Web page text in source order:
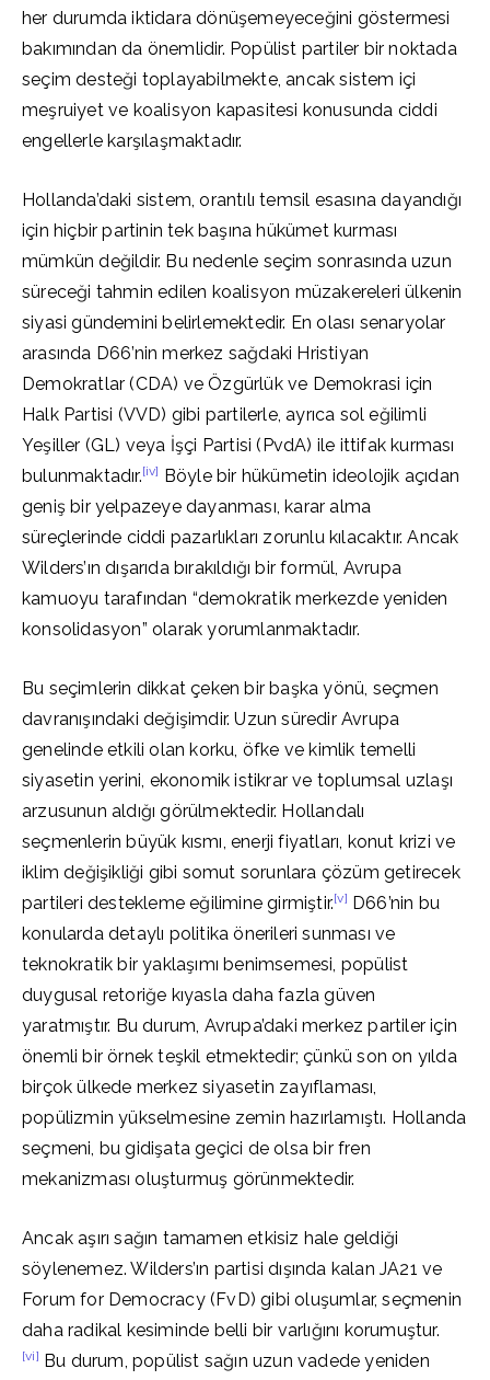
her durumda iktidara dönüşemeyeceğini göstermesi
bakımından da önemlidir. Popülist partiler bir noktada
seçim desteği toplayabilmekte, ancak sistem içi
meşruiyet ve koalisyon kapasitesi konusunda ciddi
engellerle karşılaşmaktadır.
Hollanda’daki sistem, orantılı temsil esasına dayandığı
için hiçbir partinin tek başına hükümet kurması
mümkün değildir. Bu nedenle seçim sonrasında uzun
süreceği tahmin edilen koalisyon müzakereleri ülkenin
siyasi gündemini belirlemektedir. En olası senaryolar
arasında D66’nin merkez sağdaki Hristiyan
Demokratlar (CDA) ve Özgürlük ve Demokrasi için
Halk Partisi (VVD) gibi partilerle, ayrıca sol eğilimli
Yeşiller (GL) veya İşçi Partisi (PvdA) ile ittifak kurması
bulunmaktadır.[iv] Böyle bir hükümetin ideolojik açıdan
geniş bir yelpazeye dayanması, karar alma
süreçlerinde ciddi pazarlıkları zorunlu kılacaktır. Ancak
Wilders’ın dışarıda bırakıldığı bir formül, Avrupa
kamuoyu tarafından “demokratik merkezde yeniden
konsolidasyon” olarak yorumlanmaktadır.
Bu seçimlerin dikkat çeken bir başka yönü, seçmen
davranışındaki değişimdir. Uzun süredir Avrupa
genelinde etkili olan korku, öfke ve kimlik temelli
siyasetin yerini, ekonomik istikrar ve toplumsal uzlaşı
arzusunun aldığı görülmektedir. Hollandalı
seçmenlerin büyük kısmı, enerji fiyatları, konut krizi ve
iklim değişikliği gibi somut sorunlara çözüm getirecek
partileri destekleme eğilimine girmiştir.[v] D66’nin bu
konularda detaylı politika önerileri sunması ve
teknokratik bir yaklaşımı benimsemesi, popülist
duygusal retoriğe kıyasla daha fazla güven
yaratmıştır. Bu durum, Avrupa’daki merkez partiler için
önemli bir örnek teşkil etmektedir; çünkü son on yılda
birçok ülkede merkez siyasetin zayıflaması,
popülizmin yükselmesine zemin hazırlamıştı. Hollanda
seçmeni, bu gidişata geçici de olsa bir fren
mekanizması oluşturmuş görünmektedir.
Ancak aşırı sağın tamamen etkisiz hale geldiği
söylenemez. Wilders’ın partisi dışında kalan JA21 ve
Forum for Democracy (FvD) gibi oluşumlar, seçmenin
daha radikal kesiminde belli bir varlığını korumuştur.
[vi] Bu durum, popülist sağın uzun vadede yeniden